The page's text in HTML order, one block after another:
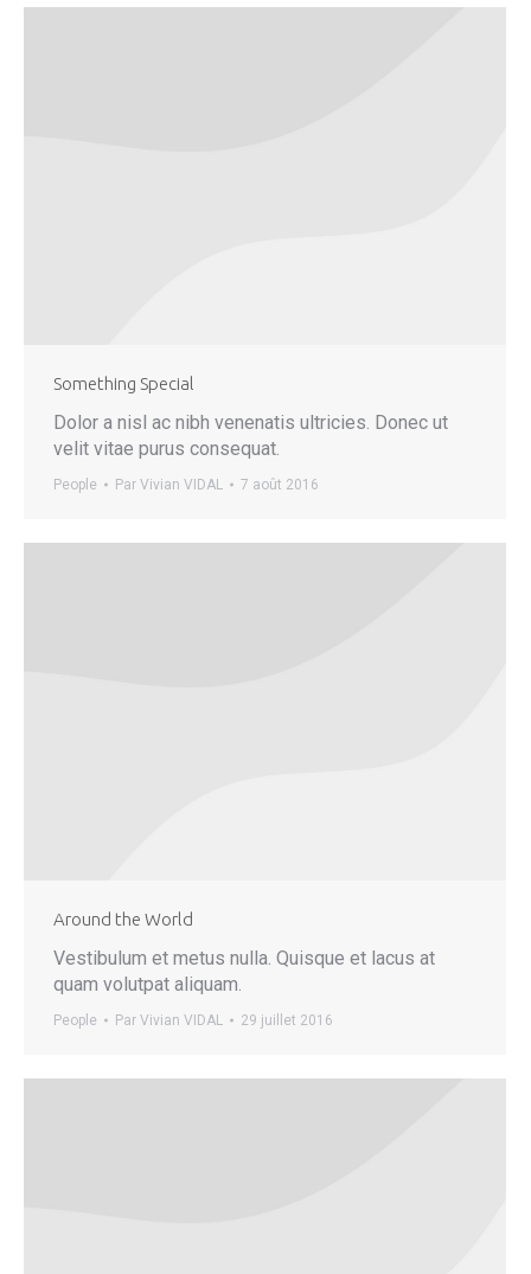
Something Special
Dolor a nisl ac nibh venenatis ultricies. Donec ut
velit vitae purus consequat.
People Par Vivian VIDAL 7 août 2016
Around the World
Vestibulum et metus nulla. Quisque et lacus at
quam volutpat aliquam.
People Par Vivian VIDAL 29 juillet 2016